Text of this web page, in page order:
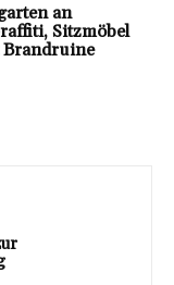
an
Sitzmöbel
Brandruine